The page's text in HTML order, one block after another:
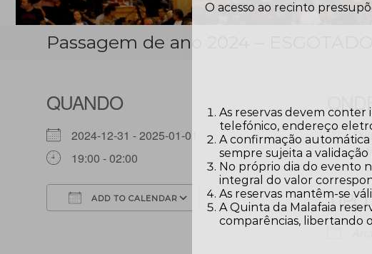
Passagem de ano 2024 – ESGOTADO!
QUANDO
2024-12-31 - 2025-01-01
19:00 - 02:00
ADD TO CALENDAR
Google Calendar
ONDE
O acesso ao recinto
As reservas devem
telefónico, endereço
A confirmação automática
sempre sujeita a
No próprio dia do evento
integral do valor
As reservas mantêm-se
A Quinta da Malafaia
comparências, libertando